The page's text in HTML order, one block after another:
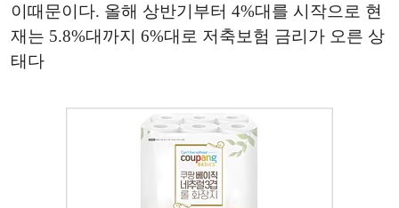
이때문이다. 올해 상반기부터 4%대를 시작으로 현
재는 5.8%대까지 6%대로 저축보험 금리가 오른 상
태다